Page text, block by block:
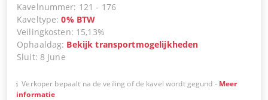
Kavelnummer: 121 - 176
Kaveltype:0% BTW
Veilingkosten: 15,13%
Ophaaldag: Bekijk transportmogelijkheden
Sluit: 8 June
Verkoper bepaalt na de veiling of de kavel wordt gegund - Meer
informatie